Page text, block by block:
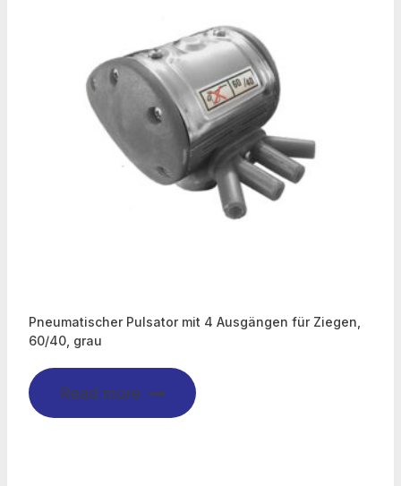
Pneumatischer Pulsator mit 4 Ausgängen für Ziegen,
60/40, grau
Read more